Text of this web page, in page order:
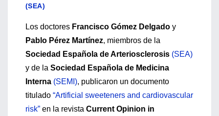
(SEA)
Los doctores Francisco Gómez Delgado y
Pablo Pérez Martínez, miembros de la
Sociedad Española de Arteriosclerosis (SEA)
y de la Sociedad Española de Medicina
Interna (SEMI), publicaron un documento
titulado “Artificial sweeteners and cardiovascular
risk” en la revista Current Opinion in